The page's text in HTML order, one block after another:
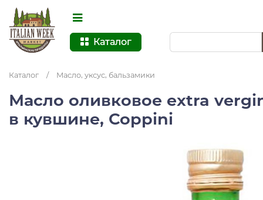
Каталог
Каталог / Масло, уксус, бальзамики
Масло оливковое extra
в кувшине, Coppini